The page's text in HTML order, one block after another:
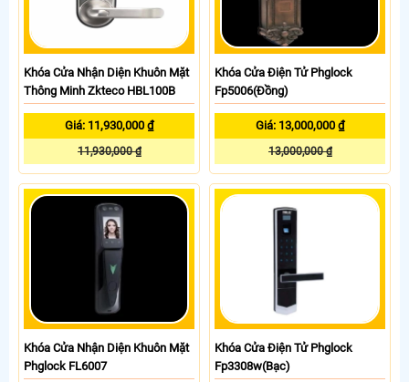
Khóa Cửa Nhận Diện Khuôn Mặt
Thông Minh Zkteco HBL100B
Giá: 11,930,000 ₫
11,930,000 ₫
Khóa Cửa Điện Tử Phglock
Fp5006(Đồng)
Giá: 13,000,000 ₫
13,000,000 ₫
Khóa Cửa Nhận Diện Khuôn Mặt
Phglock FL6007
Khóa Cửa Điện Tử Phglock
Fp3308w(Bạc)